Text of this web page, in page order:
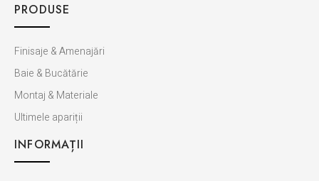
PRODUSE
Finisaje & Amenajări
Baie & Bucătărie
Montaj & Materiale
Ultimele apariții
INFORMAȚII